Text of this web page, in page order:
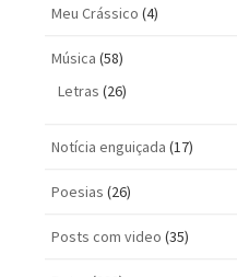
Meu Crássico (4)
Música (58)
Letras (26)
Notícia enguiçada (17)
Poesias (26)
Posts com vi­deo (35)